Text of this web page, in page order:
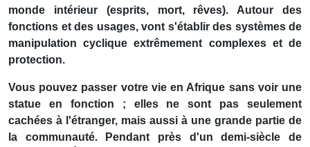
monde intérieur (esprits, mort, rêves). Autour des
fonctions et des usages, vont s'établir des systèmes de
manipulation cyclique extrêmement complexes et de
protection.
Vous pouvez passer votre vie en Afrique sans voir une
statue en fonction ; elles ne sont pas seulement
cachées à l'étranger, mais aussi à une grande partie de
la communauté. Pendant près d'un demi-siècle de